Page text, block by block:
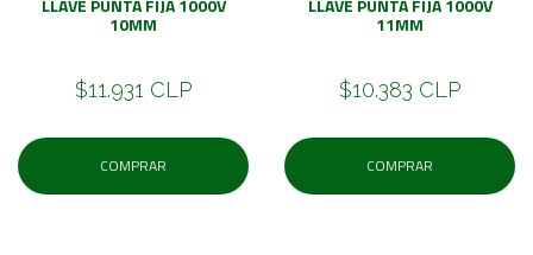
LLAVE PUNTA FIJA 1000V
10MM
$11.931 CLP
COMPRAR
LLAVE PUNTA FIJA 1000V
11MM
$10.383 CLP
COMPRAR